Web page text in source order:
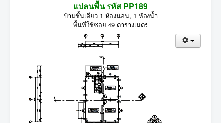
แปลนพื้น รหัส PP189
บ้านชั้นเดียว 1 ห้องนอน, 1 ห้องน้ำ
พื้นที่ใช้ซอย 49 ตารางเมตร